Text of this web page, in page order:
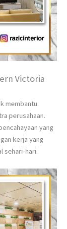
Victoria
membantu
perusahaan.
yang
kerja yang
sehari-hari.